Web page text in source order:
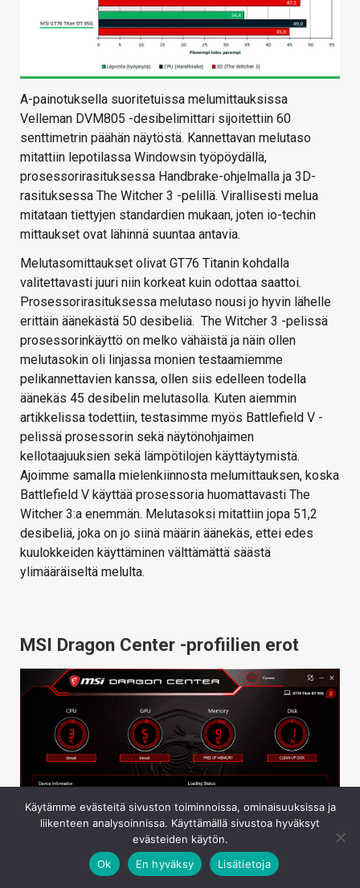
A-painotuksella suoritetuissa melumittauksissa
Velleman DVM805 -desibelimittari sijoitettiin 60
senttimetrin päähän näytöstä. Kannettavan melutaso
mitattiin lepotilassa Windowsin työpöydällä,
prosessorirasituksessa Handbrake-ohjelmalla ja 3D-
rasituksessa The Witcher 3 -pelillä. Virallisesti melua
mitataan tiettyjen standardien mukaan, joten io-techin
mittaukset ovat lähinnä suuntaa antavia.
Melutasomittaukset olivat GT76 Titanin kohdalla
valitettavasti juuri niin korkeat kuin odottaa saattoi.
Prosessorirasituksessa melutaso nousi jo hyvin lähelle
erittäin äänekästä 50 desibeliä. The Witcher 3 -pelissä
prosessorinkäyttö on melko vähäistä ja näin ollen
melutasokin oli linjassa monien testaamiemme
pelikannettavien kanssa, ollen siis edelleen todella
äänekäs 45 desibelin melutasolla. Kuten aiemmin
artikkelissa todettiin, testasimme myös Battlefield V -
pelissä prosessorin sekä näytönohjaimen
kellotaajuuksien sekä lämpötilojen käyttäytymistä.
Ajoimme samalla mielenkiinnosta melumittauksen, koska
Battlefield V käyttää prosessoria huomattavasti The
Witcher 3:a enemmän. Melutasoksi mitattiin jopa 51,2
desibeliä, joka on jo siinä määrin äänekäs, ettei edes
kuulokkeiden käyttäminen välttämättä säästä
ylimääräiseltä melulta.
MSI Dragon Center -profiilien erot
Käytämme evästeitä sivuston toiminnoissa, ominaisuuksissa ja
liikenteen analysoinnissa. Käyttämällä sivustoa hyväksyt
evästeiden käytön.
Ok
En hyväksy Lisätietoja